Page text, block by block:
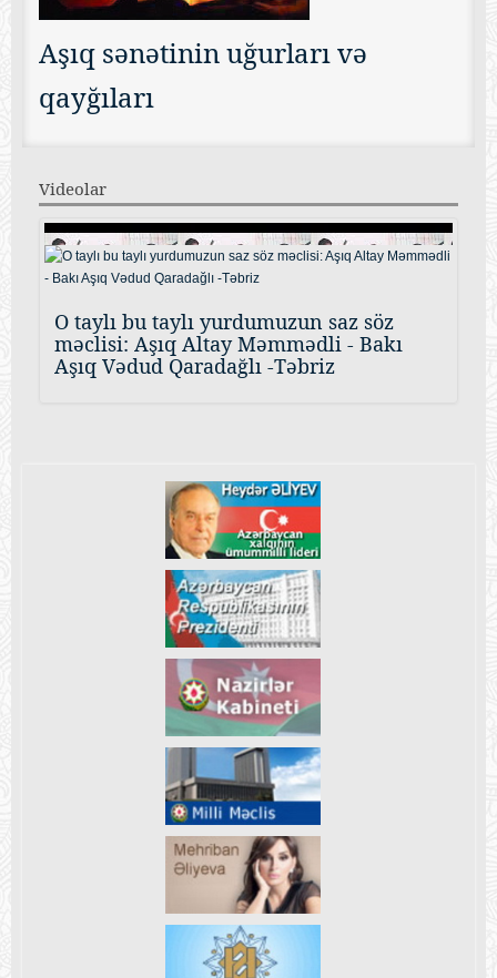
Aşıq sənətinin uğurları və
qayğıları
Videolar
O taylı bu taylı yurdumuzun saz söz
məclisi: Aşıq Altay Məmmədli - Bakı
Aşıq Vədud Qaradağlı -Təbriz